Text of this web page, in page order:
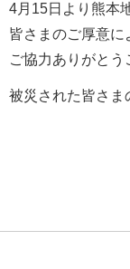
4月15日より熊本
皆さまのご厚意
ご協力ありがとう
被災された皆さま